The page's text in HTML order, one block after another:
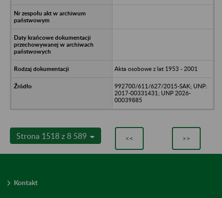
Akta osobowe z lat 1953 - 2001
992700/611/627/2015-SAK; UNP:
2017-00331431; UNP 2026-
00039885
Strona 1518 z 8 589 << >>
Kontakt